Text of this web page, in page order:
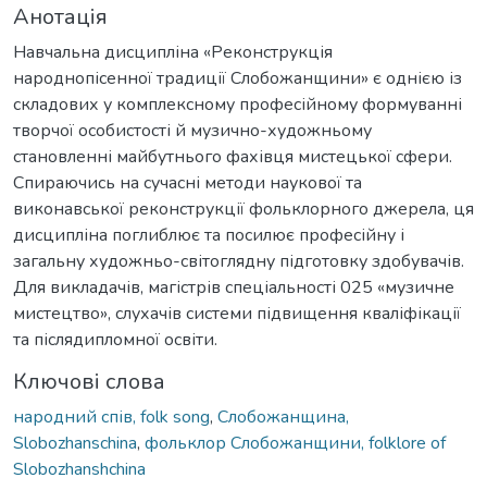
Анотація
Навчальна дисципліна «Реконструкція
народнопісенної традиції Слобожанщини» є однією із
складових у комплексному професійному формуванні
творчої особистості й музично-художньому
становленні майбутнього фахівця мистецької сфери.
Спираючись на сучасні методи наукової та
виконавської реконструкції фольклорного джерела, ця
дисципліна поглиблює та посилює професійну і
загальну художньо-світоглядну підготовку здобувачів.
Для викладачів, магістрів спеціальності 025 «музичне
мистецтво», слухачів системи підвищення кваліфікації
та післядипломної освіти.
Ключові слова
народний спів, folk song, Слобожанщина,
Slobozhanschina, фольклор Слобожанщини, folklore of
Slobozhanshchina